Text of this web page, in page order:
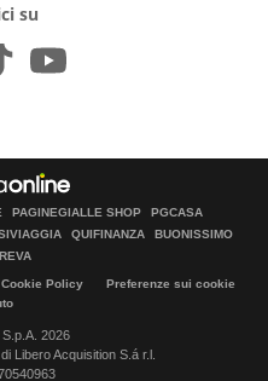
su
PAGINEGIALLE SHOP
PGCASA
QUIFINANZA
BUONISSIMO
Cookie Policy
Preferenze sui cookie
2026
Libero Acquisition S.á r.l.